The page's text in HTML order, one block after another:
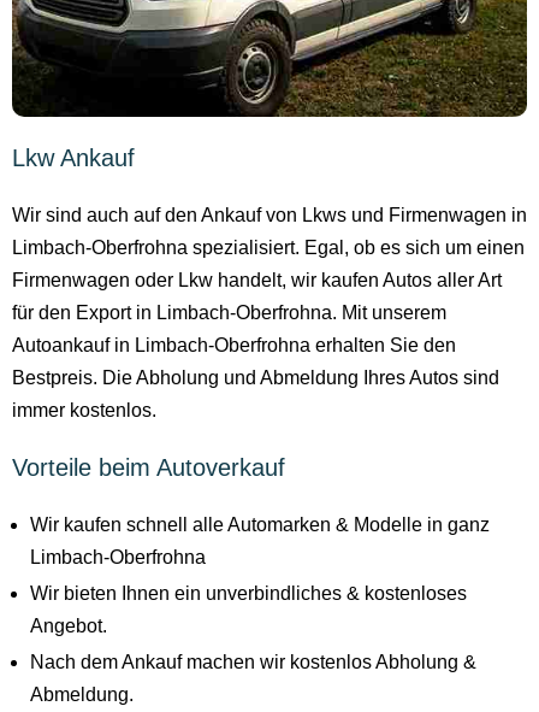
Lkw Ankauf
Wir sind auch auf den Ankauf von Lkws und Firmenwagen in
Limbach-Oberfrohna spezialisiert. Egal, ob es sich um einen
Firmenwagen oder Lkw handelt, wir kaufen Autos aller Art
für den Export in Limbach-Oberfrohna. Mit unserem
Autoankauf in Limbach-Oberfrohna erhalten Sie den
Bestpreis. Die Abholung und Abmeldung Ihres Autos sind
immer kostenlos.
Vorteile beim Autoverkauf
Wir kaufen schnell alle Automarken & Modelle in ganz
Limbach-Oberfrohna
Wir bieten Ihnen ein unverbindliches & kostenloses
Angebot.
Nach dem Ankauf machen wir kostenlos Abholung &
Abmeldung.